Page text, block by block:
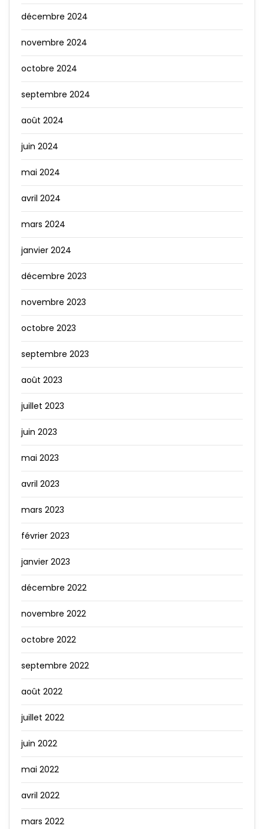
décembre 2024
novembre 2024
octobre 2024
septembre 2024
août 2024
juin 2024
mai 2024
avril 2024
mars 2024
janvier 2024
décembre 2023
novembre 2023
octobre 2023
septembre 2023
août 2023
juillet 2023
juin 2023
mai 2023
avril 2023
mars 2023
février 2023
janvier 2023
décembre 2022
novembre 2022
octobre 2022
septembre 2022
août 2022
juillet 2022
juin 2022
mai 2022
avril 2022
mars 2022